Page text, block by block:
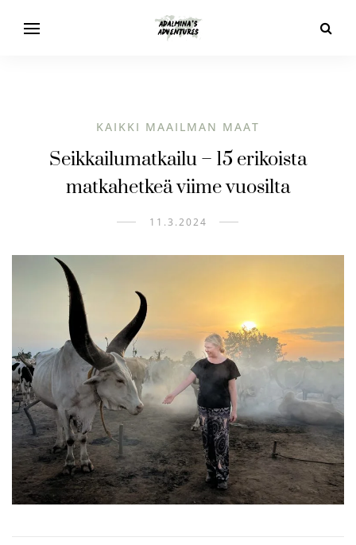
KAIKKI MAAILMAN MAAT
Seikkailumatkailu – 15 erikoista
matkahetkeä viime vuosilta
11.3.2024